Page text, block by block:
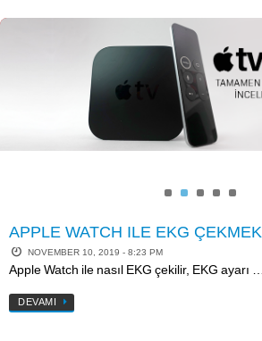
to
APPLE WATCH ILE EKG ÇEKMEK
NOVEMBER 10, 2019 - 8:23 PM
Apple Watch ile nasıl EKG çekilir, EKG ayarı …
DEVAMI